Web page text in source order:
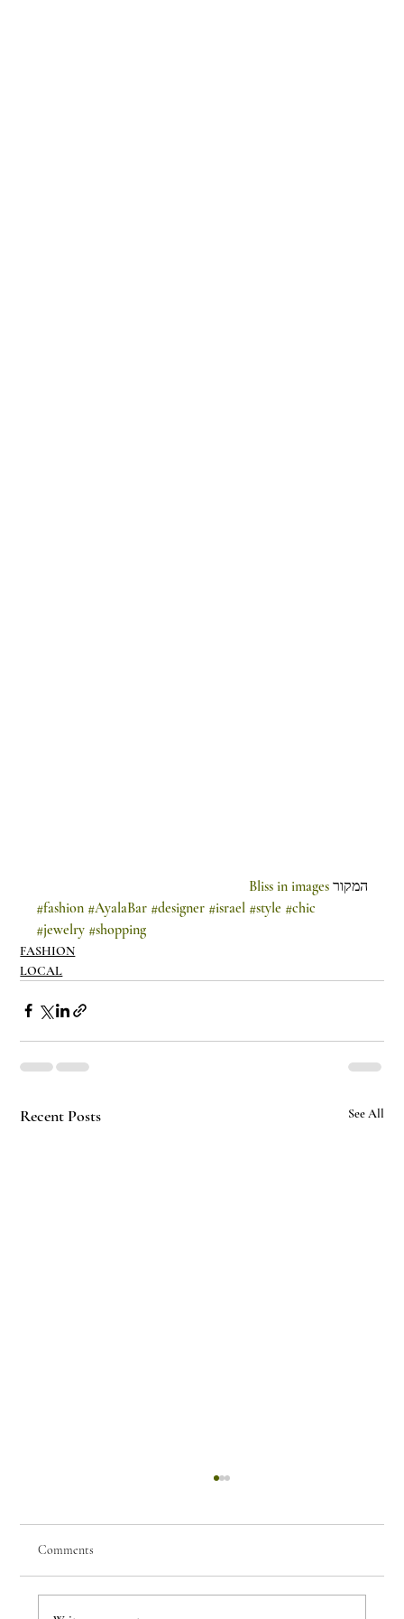
המקור Bliss in images
#fashion #AyalaBar #designer #israel #style #chic
#jewelry #shopping
FASHION
LOCAL
Recent Posts See All
Few Things of Note #80
Comments